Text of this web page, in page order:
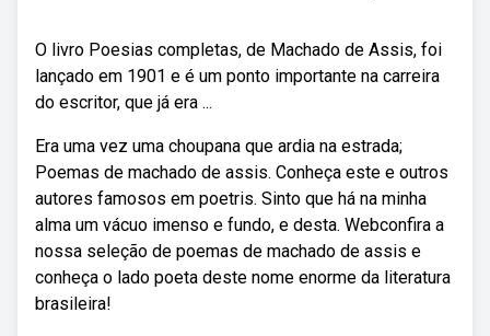
O livro Poesias completas, de Machado de Assis, foi
lançado em 1901 e é um ponto importante na carreira
do escritor, que já era ...
Era uma vez uma choupana que ardia na estrada;
Poemas de machado de assis. Conheça este e outros
autores famosos em poetris. Sinto que há na minha
alma um vácuo imenso e fundo, e desta. Webconfira a
nossa seleção de poemas de machado de assis e
conheça o lado poeta deste nome enorme da literatura
brasileira!